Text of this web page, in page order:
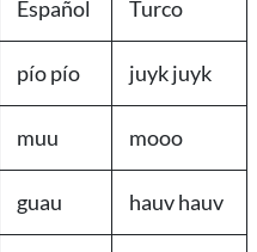
Español Turco
pío pío juyk juyk
muu mooo
guau hauv hauv